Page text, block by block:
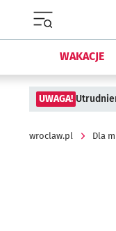
WAKACJE
UWAGA!
wroclaw.pl Dla